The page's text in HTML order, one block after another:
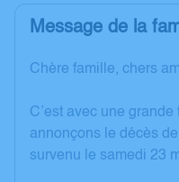
Message de la
Chère famille, chers
C’est avec une
annonçons le décès
survenu le samedi 23